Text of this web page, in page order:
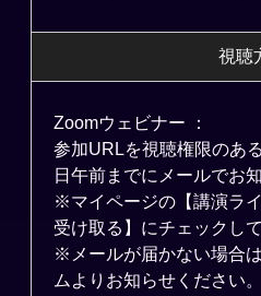
視聴
Zoomウェビナー ：
参加URLを視聴権限のあ
日午前までにメールでお
※マイページの【講演ラ
受け取る】にチェックし
※メールが届かない場合
ムよりお知らせください。